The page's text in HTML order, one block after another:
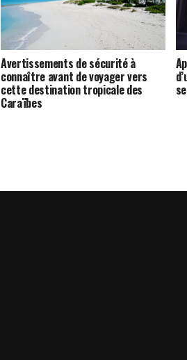
Avertissements de sécurité à
connaître avant de voyager vers
cette destination tropicale des
Caraïbes